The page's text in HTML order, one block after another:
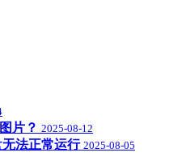
片？ 2025-08-12
法正常运行 2025-08-05